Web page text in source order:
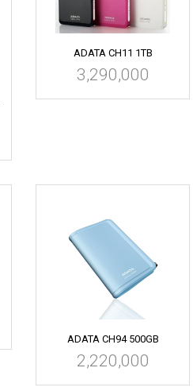
ADATA CH11 1TB
3,290,000
ADATA CH94 500GB
2,220,000